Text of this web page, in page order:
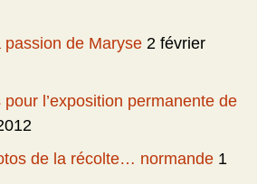
de Maryse 2 février
l’exposition permanente de
de la récolte… normande 1